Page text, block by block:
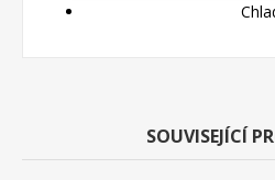
SOUVISEJÍCÍ